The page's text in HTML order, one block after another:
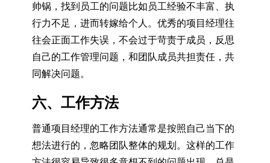
帅锅，找到员工的问题比如员工经验不丰富、执
行力不足，进而转嫁给个人。优秀的项目经理往
往会正面工作失误，不会过于苛责于成员，反思
自己的工作管理问题，和团队成员共担责任，共
同解决问题。
六、工作方法
普通项目经理的工作方法通常是按照自己当下的
想法进行的，忽略团队整体的规划。这样的工作